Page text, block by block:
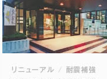
リニューアル 耐震補強